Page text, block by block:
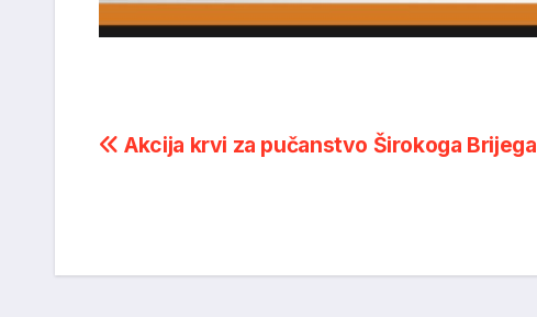
Post
Akcija krvi za pučanstvo Širokoga Brijega